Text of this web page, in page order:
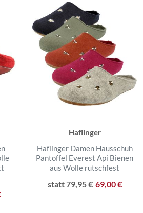
Haflinger
Haflinger Damen Hausschuh
Pantoffel Everest Api Bienen
aus Wolle rutschfest
statt 79,95 € 69,00 €